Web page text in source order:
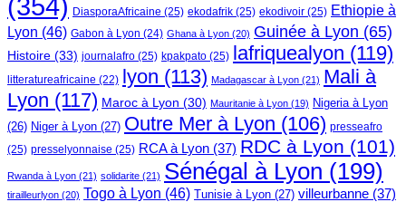
DiasporaAfricaine (25) ekodafrik (25) ekodivoir (25) Ethiopie à
Lyon (46) Gabon à Lyon (24) Ghana à Lyon (20) Guinée à Lyon (65)
Histoire (33) journalafro (25) kpakpato (25) lafriquealyon (119)
litteratureafricaine (22) lyon (113) Madagascar à Lyon (21) Mali à
Lyon (117) Maroc à Lyon (30) Mauritanie à Lyon (19) Nigeria à Lyon
(26) Niger à Lyon (27) Outre Mer à Lyon (106) presseafro
(25) presselyonnaise (25) RCA à Lyon (37) RDC à Lyon (101)
Rwanda à Lyon (21) solidarite (21) Sénégal à Lyon (199)
tirailleurlyon (20) Togo à Lyon (46) Tunisie à Lyon (27) villeurbanne (37)